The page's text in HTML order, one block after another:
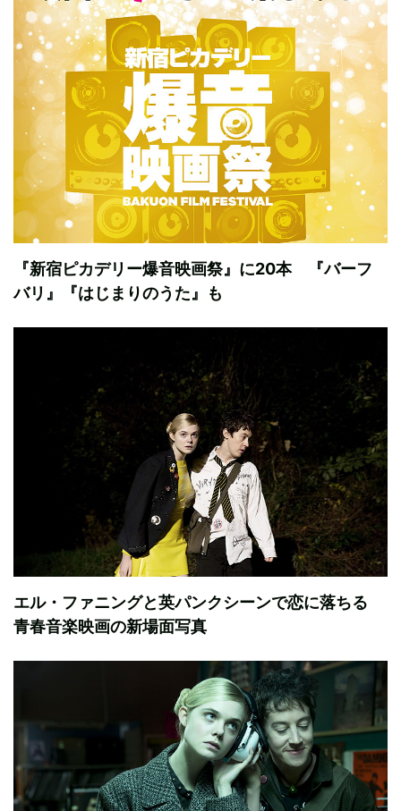
『新宿ピカデリー爆音映画祭』に20本 『バーフ
バリ』『はじまりのうた』も
エル・ファニングと英パンクシーンで恋に落ちる
青春音楽映画の新場面写真